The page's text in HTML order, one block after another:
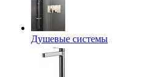
Душевые системы